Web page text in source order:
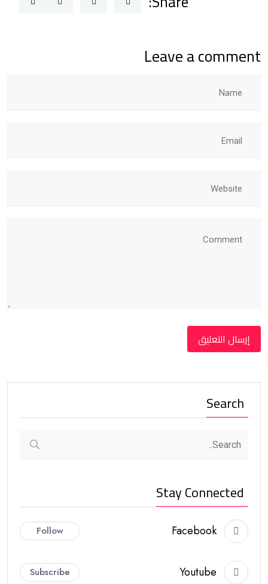
Leave a comment
Search
Stay Connected
Facebook
Follow
Youtube
Subscribe